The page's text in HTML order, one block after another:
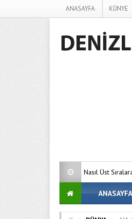
ANASAYFA KÜNYE
Nasıl Üst Sıralara Çıkıyor?
ANASAYFA